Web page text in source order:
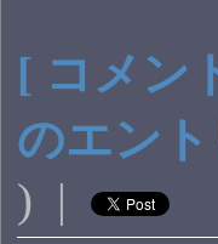
[ コメン
のエン
) |